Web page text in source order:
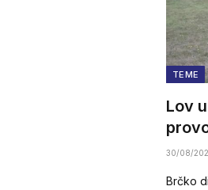
TEME
Lov
30/08/
Brčko